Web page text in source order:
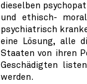
dieselben
und ethisch-
psychiatrisch
eine Lösung, alle
Staaten von ihren
Geschädigten
werden.